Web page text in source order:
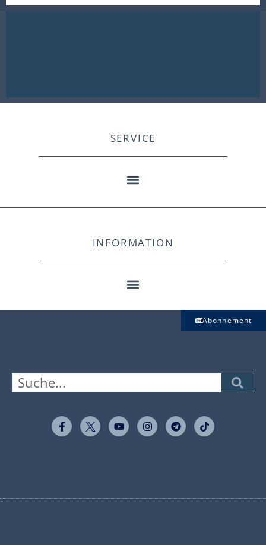
SERVICE
INFORMATION
Abonnement